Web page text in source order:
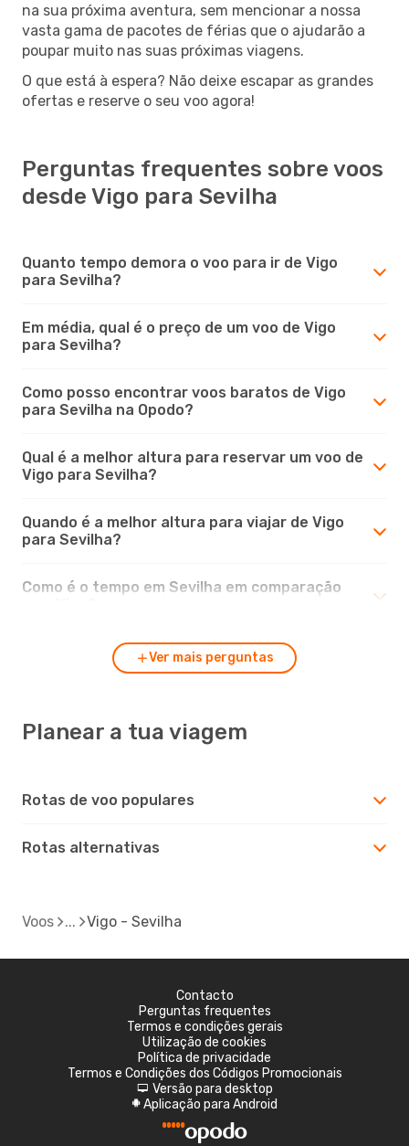
na sua próxima aventura, sem mencionar a nossa
vasta gama de pacotes de férias que o ajudarão a
poupar muito nas suas próximas viagens.
O que está à espera? Não deixe escapar as grandes
ofertas e reserve o seu voo agora!
Perguntas frequentes sobre voos
desde Vigo para Sevilha
Quanto tempo demora o voo para ir de Vigo
para Sevilha?
Em média, qual é o preço de um voo de Vigo
para Sevilha?
Como posso encontrar voos baratos de Vigo
para Sevilha na Opodo?
Qual é a melhor altura para reservar um voo de
Vigo para Sevilha?
Quando é a melhor altura para viajar de Vigo
para Sevilha?
Como é o tempo em Sevilha em comparação
Ver mais perguntas
Planear a tua viagem
Rotas de voo populares
Rotas alternativas
Voos Vigo - Sevilha
Contacto
Perguntas frequentes
Termos e condições gerais
Utilização de cookies
Política de privacidade
Termos e Condições dos Códigos Promocionais
d Versão para desktop
A Aplicação para Android